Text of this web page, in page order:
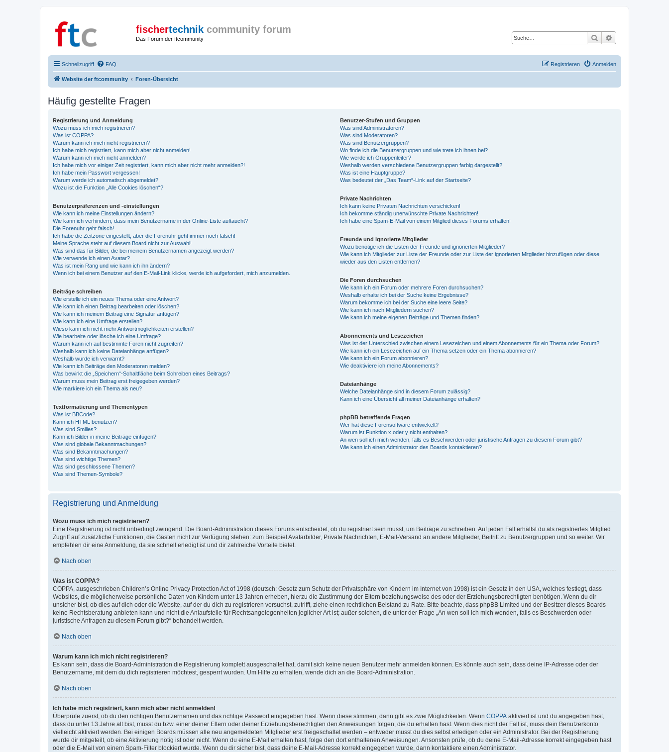
fischertechnik community forum
Das Forum der ftcommunity Suche
Schnellzugriff FAQ Anmelden
Registrieren
Website der ftcommunity Foren-Übersicht
Häufig gestellte Fragen
Registrierung und Anmeldung
Wozu muss ich mich registrieren?
Was ist COPPA?
Warum kann ich mich nicht registrieren?
Ich habe mich registriert, kann mich aber nicht anmelden!
Warum kann ich mich nicht anmelden?
Ich habe mich vor einiger Zeit registriert, kann mich aber nicht mehr anmelden?!
Ich habe mein Passwort vergessen!
Warum werde ich automatisch abgemeldet?
Wozu ist die Funktion „Alle Cookies löschen“?
Benutzerpräferenzen und -einstellungen
Wie kann ich meine Einstellungen ändern?
Wie kann ich verhindern, dass mein Benutzername in der Online-Liste auftaucht?
Die Forenuhr geht falsch!
Ich habe die Zeitzone eingestellt, aber die Forenuhr geht immer noch falsch!
Meine Sprache steht auf diesem Board nicht zur Auswahl!
Was sind das für Bilder, die bei meinem Benutzernamen angezeigt werden?
Wie verwende ich einen Avatar?
Was ist mein Rang und wie kann ich ihn ändern?
Wenn ich bei einem Benutzer auf den E-Mail-Link klicke, werde ich aufgefordert, mich anzumelden.
Beiträge schreiben
Wie erstelle ich ein neues Thema oder eine Antwort?
Wie kann ich einen Beitrag bearbeiten oder löschen?
Wie kann ich meinem Beitrag eine Signatur anfügen?
Wie kann ich eine Umfrage erstellen?
Wieso kann ich nicht mehr Antwortmöglichkeiten erstellen?
Wie bearbeite oder lösche ich eine Umfrage?
Warum kann ich auf bestimmte Foren nicht zugreifen?
Weshalb kann ich keine Dateianhänge anfügen?
Weshalb wurde ich verwarnt?
Wie kann ich Beiträge den Moderatoren melden?
Was bewirkt die „Speichern“-Schaltfläche beim Schreiben eines Beitrags?
Warum muss mein Beitrag erst freigegeben werden?
Wie markiere ich ein Thema als neu?
Textformatierung und Thementypen
Was ist BBCode?
Kann ich HTML benutzen?
Was sind Smilies?
Kann ich Bilder in meine Beiträge einfügen?
Was sind globale Bekanntmachungen?
Was sind Bekanntmachungen?
Was sind wichtige Themen?
Was sind geschlossene Themen?
Was sind Themen-Symbole?
Benutzer-Stufen und Gruppen
Was sind Administratoren?
Was sind Moderatoren?
Was sind Benutzergruppen?
Wo finde ich die Benutzergruppen und wie trete ich ihnen bei?
Wie werde ich Gruppenleiter?
Weshalb werden verschiedene Benutzergruppen farbig dargestellt?
Was ist eine Hauptgruppe?
Was bedeutet der „Das Team“-Link auf der Startseite?
Private Nachrichten
Ich kann keine Privaten Nachrichten verschicken!
Ich bekomme ständig unerwünschte Private Nachrichten!
Ich habe eine Spam-E-Mail von einem Mitglied dieses Forums erhalten!
Freunde und ignorierte Mitglieder
Wozu benötige ich die Listen der Freunde und ignorierten Mitglieder?
Wie kann ich Mitglieder zur Liste der Freunde oder zur Liste der ignorierten Mitglieder hinzufügen oder diese
wieder aus den Listen entfernen?
Die Foren durchsuchen
Wie kann ich ein Forum oder mehrere Foren durchsuchen?
Weshalb erhalte ich bei der Suche keine Ergebnisse?
Warum bekomme ich bei der Suche eine leere Seite?
Wie kann ich nach Mitgliedern suchen?
Wie kann ich meine eigenen Beiträge und Themen finden?
Abonnements und Lesezeichen
Was ist der Unterschied zwischen einem Lesezeichen und einem Abonnements für ein Thema oder Forum?
Wie kann ich ein Lesezeichen auf ein Thema setzen oder ein Thema abonnieren?
Wie kann ich ein Forum abonnieren?
Wie deaktiviere ich meine Abonnements?
Dateianhänge
Welche Dateianhänge sind in diesem Forum zulässig?
Kann ich eine Übersicht all meiner Dateianhänge erhalten?
phpBB betreffende Fragen
Wer hat diese Forensoftware entwickelt?
Warum ist Funktion x oder y nicht enthalten?
An wen soll ich mich wenden, falls es Beschwerden oder juristische Anfragen zu diesem Forum gibt?
Wie kann ich einen Administrator des Boards kontaktieren?
Registrierung und Anmeldung
Wozu muss ich mich registrieren?
Eine Registrierung ist nicht unbedingt zwingend. Die Board-Administration dieses Forums entscheidet, ob du registriert sein musst, um Beiträge zu schreiben. Auf jeden Fall erhältst du als registriertes Mitglied
Zugriff auf zusätzliche Funktionen, die Gästen nicht zur Verfügung stehen: zum Beispiel Avatarbilder, Private Nachrichten, E-Mail-Versand an andere Mitglieder, Beitritt zu Benutzergruppen und so weiter. Wir
empfehlen dir eine Anmeldung, da sie schnell erledigt ist und dir zahlreiche Vorteile bietet.
Nach oben
Was ist COPPA?
COPPA, ausgeschrieben Children’s Online Privacy Protection Act of 1998 (deutsch: Gesetz zum Schutz der Privatsphäre von Kindern im Internet von 1998) ist ein Gesetz in den USA, welches festlegt, dass
Websites, die möglicherweise persönliche Daten von Kindern unter 13 Jahren erheben, hierzu die Zustimmung der Eltern beziehungsweise des oder der Erziehungsberechtigten benötigen. Wenn du dir
unsicher bist, ob dies auf dich oder die Website, auf der du dich zu registrieren versuchst, zutrifft, ziehe einen rechtlichen Beistand zu Rate. Bitte beachte, dass phpBB Limited und der Besitzer dieses Boards
keine Rechtsberatung anbieten kann und nicht die Anlaufstelle für Rechtsangelegenheiten jeglicher Art ist; außer solchen, die unter der Frage „An wen soll ich mich wenden, falls es Beschwerden oder
juristische Anfragen zu diesem Forum gibt?“ behandelt werden.
Nach oben
Warum kann ich mich nicht registrieren?
Es kann sein, dass die Board-Administration die Registrierung komplett ausgeschaltet hat, damit sich keine neuen Benutzer mehr anmelden können. Es könnte auch sein, dass deine IP-Adresse oder der
Benutzername, mit dem du dich registrieren möchtest, gesperrt wurden. Um Hilfe zu erhalten, wende dich an die Board-Administration.
Nach oben
Ich habe mich registriert, kann mich aber nicht anmelden!
Überprüfe zuerst, ob du den richtigen Benutzernamen und das richtige Passwort eingegeben hast. Wenn diese stimmen, dann gibt es zwei Möglichkeiten. Wenn COPPA aktiviert ist und du angegeben hast,
dass du unter 13 Jahre alt bist, musst du bzw. einer deiner Eltern oder deiner Erziehungsberechtigten den Anweisungen folgen, die du erhalten hast. Wenn dies nicht der Fall ist, muss dein Benutzerkonto
vielleicht aktiviert werden. Bei einigen Boards müssen alle neu angemeldeten Mitglieder erst freigeschaltet werden – entweder musst du dies selbst erledigen oder ein Administrator. Bei der Registrierung
wurde dir mitgeteilt, ob eine Aktivierung nötig ist oder nicht. Wenn du eine E-Mail erhalten hast, folge den dort enthaltenen Anweisungen. Ansonsten prüfe, ob du deine E-Mail-Adresse korrekt eingegeben hast
oder die E-Mail von einem Spam-Filter blockiert wurde. Wenn du dir sicher bist, dass deine E-Mail-Adresse korrekt eingegeben wurde, dann kontaktiere einen Administrator.